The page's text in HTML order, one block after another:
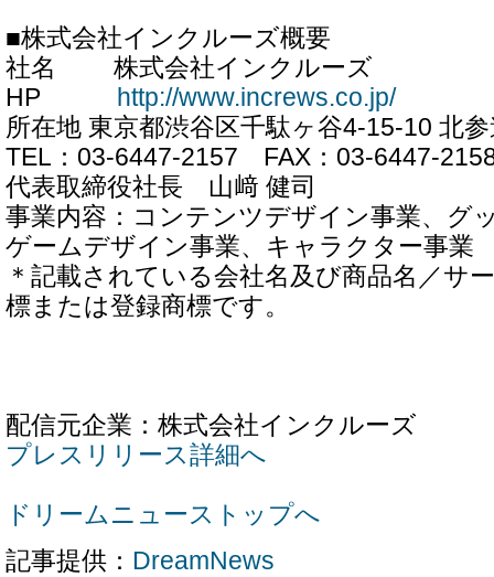
■株式会社インクルーズ概要
社名 株式会社インクルーズ
HP
http://www.increws.co.jp/
所在地 東京都渋谷区千駄ヶ谷4-15-10 北
TEL：03-6447-2157 FAX：03-6447-
代表取締役社長 山﨑 健司
事業内容：コンテンツデザイン事業、グ
ゲームデザイン事業、キャラクター事業
＊記載されている会社名及び商品名／サ
標または登録商標です。
配信元企業：株式会社インクルーズ
プレスリリース詳細へ
ドリームニューストップへ
記事提供： DreamNews